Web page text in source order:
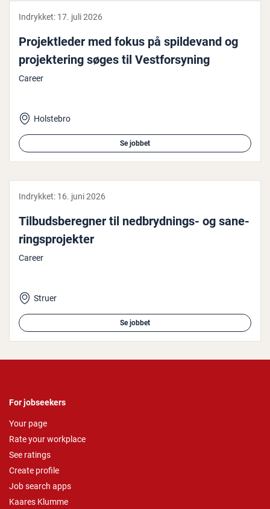
Indrykket: 17. juli 2026
Pro­jekt­le­der med fokus på spil­de­vand og
pro­jek­te­ring søges til Vest­for­sy­ning
Career
Holstebro
Se jobbet
Indrykket: 16. juni 2026
Til­buds­be­reg­ner til ned­bryd­nings- og sa­ne­
rings­pro­jek­ter
Career
Struer
Se jobbet
For jobseekers
Your page
Rate your workplace
See ratings
Create profile
Job search apps
Kaares Klumme